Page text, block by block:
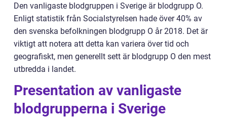
Den vanligaste blodgruppen i Sverige är blodgrupp O.
Enligt statistik från Socialstyrelsen hade över 40% av
den svenska befolkningen blodgrupp O år 2018. Det är
viktigt att notera att detta kan variera över tid och
geografiskt, men generellt sett är blodgrupp O den mest
utbredda i landet.
Presentation av vanligaste
blodgrupperna i Sverige